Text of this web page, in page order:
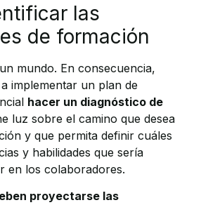
las
de formación
mundo. En consecuencia,
implementar un plan de
hacer un diagnóstico de
luz sobre el camino que desea
y que permita definir cuáles
y habilidades que sería
en los colaboradores.
proyectarse las